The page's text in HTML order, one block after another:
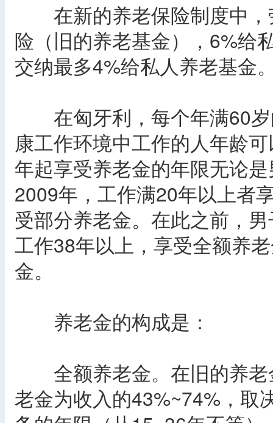
在新的养老保险制度中，
险（旧的养老基金），6%给
交纳最多4%给私人养老基金
在匈牙利，每个年满60岁
康工作环境中工作的人年龄
年起享受养老金的年限无论
2009年，工作满20年以上者
受部分养老金。在此之前，
工作38年以上，享受全额养
金。
养老金的构成是：
全额养老金。在旧的养老
老金为收入的43%~74%，取